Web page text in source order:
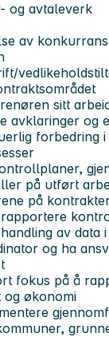
og avtaleverk
av
sitt
avklaringer og
forbedring
på utført
på
av data
og ha
fokus på å
og økonomi